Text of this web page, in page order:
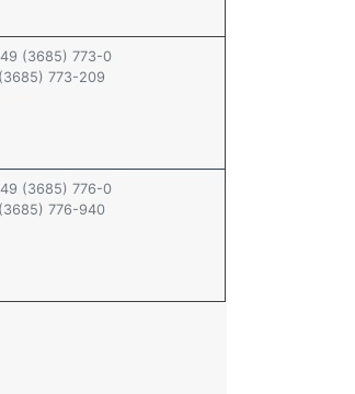
(3685) 773-0
773-209
(3685) 776-0
776-940